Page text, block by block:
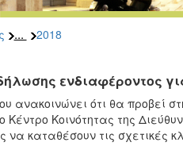
... 2018
ενδιαφέροντος
ανακοινώνει ότι θα προβεί
Κέντρο Κοινότητας της
να καταθέσουν τις σχετικές